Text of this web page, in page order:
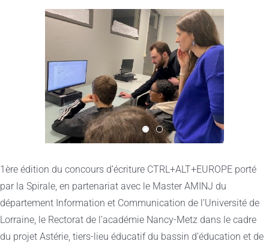
Voir
1ère édition du concours d’écriture CTRL+ALT+EUROPE porté
par la Spirale, en partenariat avec le Master AMINJ du
département Information et Communication de l’Université de
Lorraine, le Rectorat de l’académie Nancy-Metz dans le cadre
du projet Astérie, tiers-lieu éducatif du bassin d’éducation et de